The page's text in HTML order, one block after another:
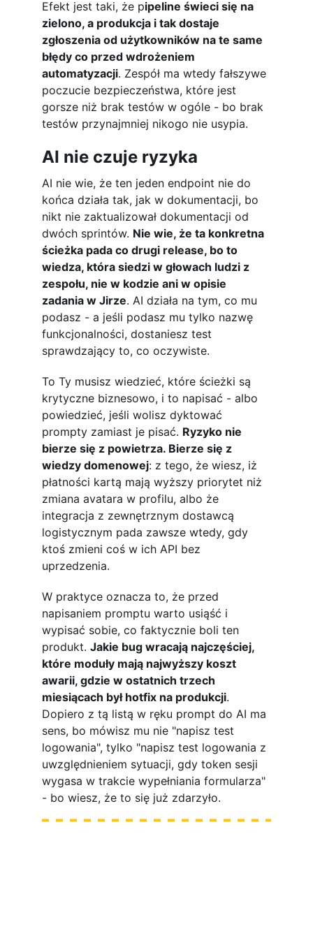
Efekt jest taki, że pipeline świeci się na
zielono, a produkcja i tak dostaje
zgłoszenia od użytkowników na te same
błędy co przed wdrożeniem
automatyzacji. Zespół ma wtedy fałszywe
poczucie bezpieczeństwa, które jest
gorsze niż brak testów w ogóle - bo brak
testów przynajmniej nikogo nie usypia.
AI nie czuje ryzyka
AI nie wie, że ten jeden endpoint nie do
końca działa tak, jak w dokumentacji, bo
nikt nie zaktualizował dokumentacji od
dwóch sprintów. Nie wie, że ta konkretna
ścieżka pada co drugi release, bo to
wiedza, która siedzi w głowach ludzi z
zespołu, nie w kodzie ani w opisie
zadania w Jirze. AI działa na tym, co mu
podasz - a jeśli podasz mu tylko nazwę
funkcjonalności, dostaniesz test
sprawdzający to, co oczywiste.
To Ty musisz wiedzieć, które ścieżki są
krytyczne biznesowo, i to napisać - albo
powiedzieć, jeśli wolisz dyktować
prompty zamiast je pisać. Ryzyko nie
bierze się z powietrza. Bierze się z
wiedzy domenowej: z tego, że wiesz, iż
płatności kartą mają wyższy priorytet niż
zmiana avatara w profilu, albo że
integracja z zewnętrznym dostawcą
logistycznym pada zawsze wtedy, gdy
ktoś zmieni coś w ich API bez
uprzedzenia.
W praktyce oznacza to, że przed
napisaniem promptu warto usiąść i
wypisać sobie, co faktycznie boli ten
produkt. Jakie bug wracają najczęściej,
które moduły mają najwyższy koszt
awarii, gdzie w ostatnich trzech
miesiącach był hotfix na produkcji.
Dopiero z tą listą w ręku prompt do AI ma
sens, bo mówisz mu nie "napisz test
logowania", tylko "napisz test logowania z
uwzględnieniem sytuacji, gdy token sesji
wygasa w trakcie wypełniania formularza"
- bo wiesz, że to się już zdarzyło.